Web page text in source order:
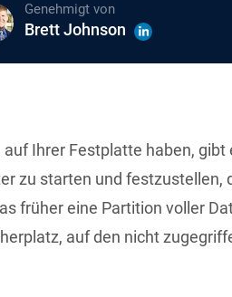
Genehmigt von
Brett Johnson
Ihrer Festplatte haben,
zu starten und festzustellen,
früher eine Partition voller
auf den nicht